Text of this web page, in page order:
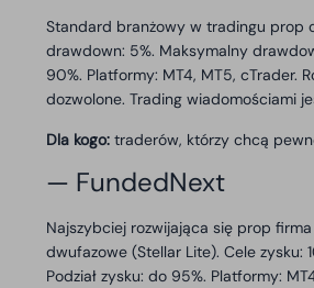
Standard branżowy w tradingu prop
drawdown: 5%. Maksymalny
90%. Platformy: MT4, MT5, cTrader.
dozwolone. Trading wiadomościami
Dla kogo: traderów, którzy chcą
— FundedNext
Najszybciej rozwijająca się prop
dwufazowe (Stellar Lite). Cele zysku:
Podział zysku: do 95%. Platformy: